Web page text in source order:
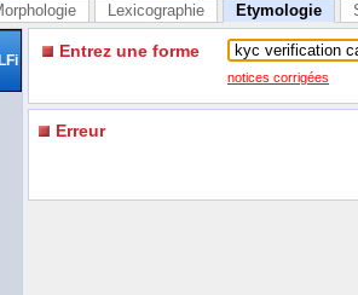
Lexicographie Etymologie
Entrez une forme
notices corrigées
Erreur